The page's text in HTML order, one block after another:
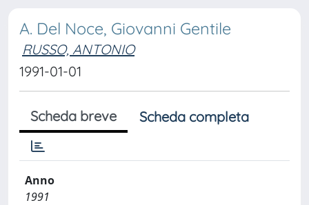
A. Del Noce, Giovanni Gentile
RUSSO, ANTONIO
1991-01-01
Scheda breve Scheda completa
Anno
1991